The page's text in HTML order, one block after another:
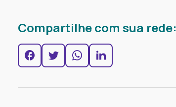
Compartilhe com sua rede: